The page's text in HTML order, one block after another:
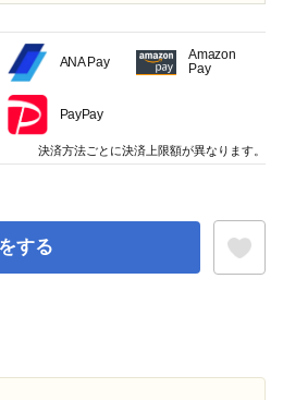
する
ANA Pay
Amazon
Pay
PayPay
決済方法ごとに決済上限額が異なります。